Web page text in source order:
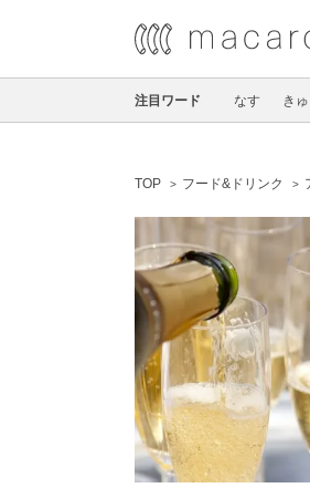
注目ワード なす き
TOP フード&ドリンク